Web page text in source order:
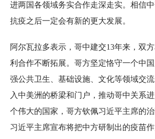
进两国各领域务实合作走深走实。相信
抗疫之后一定会有新的更大发展。
阿尔瓦拉多表示，哥中建交13年来，双
利合作不断拓展。哥方坚定恪守一个中
强公共卫生、基础设施、文化等领域交
入中美洲的桥梁和门户，推动哥中关系
个伟大的国家，哥方钦佩习近平主席的
习近平主席宣布将把中方研制出的疫苗作